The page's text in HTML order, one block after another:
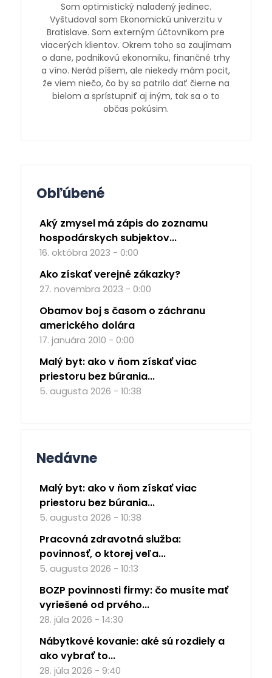
Som optimistický naladený jedinec.
Vyštudoval som Ekonomickú univerzitu v
Bratislave. Som externým účtovníkom pre
viacerých klientov. Okrem toho sa zaujímam
o dane, podnikovú ekonomiku, finančné trhy
a víno. Nerád píšem, ale niekedy mám pocit,
že viem niečo, čo by sa patrilo dať čierne na
bielom a sprístupniť aj iným, tak sa o to
občas pokúsim.
Obľúbené
Aký zmysel má zápis do zoznamu
hospodárskych subjektov...
16. októbra 2023 - 0:00
Ako získať verejné zákazky?
27. novembra 2023 - 0:00
Obamov boj s časom o záchranu
amerického dolára
17. januára 2010 - 0:00
Malý byt: ako v ňom získať viac
priestoru bez búrania...
5. augusta 2026 - 10:38
Nedávne
Malý byt: ako v ňom získať viac
priestoru bez búrania...
5. augusta 2026 - 10:38
Pracovná zdravotná služba:
povinnosť, o ktorej veľa...
5. augusta 2026 - 10:13
BOZP povinnosti firmy: čo musíte mať
vyriešené od prvého...
28. júla 2026 - 14:30
Nábytkové kovanie: aké sú rozdiely a
ako vybrať to...
28. júla 2026 - 9:40